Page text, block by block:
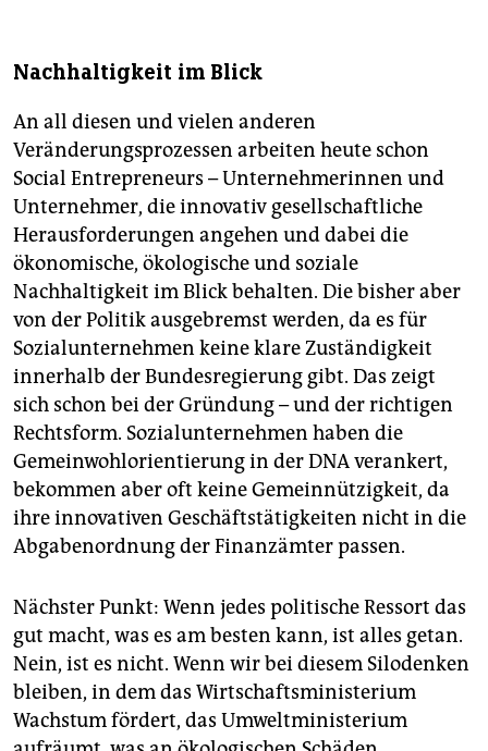
Nachhaltigkeit im Blick
An all diesen und vielen anderen
Veränderungsprozessen arbeiten heute schon
Social Entrepreneurs – Unternehmerinnen und
Unternehmer, die innovativ gesellschaftliche
Herausforderungen angehen und dabei die
ökonomische, ökologische und soziale
Nachhaltigkeit im Blick behalten. Die bisher aber
von der Politik ausgebremst werden, da es für
Sozialunternehmen keine klare Zuständigkeit
innerhalb der Bundesregierung gibt. Das zeigt
sich schon bei der Gründung – und der richtigen
Rechtsform. Sozialunternehmen haben die
Gemeinwohlorientierung in der DNA verankert,
bekommen aber oft keine Gemeinnützigkeit, da
ihre innovativen Geschäftstätigkeiten nicht in die
Abgabenordnung der Finanzämter passen.
Nächster Punkt: Wenn jedes politische Ressort das
gut macht, was es am besten kann, ist alles getan.
Nein, ist es nicht. Wenn wir bei diesem Silodenken
bleiben, in dem das Wirtschaftsministerium
Wachstum fördert, das Umweltministerium